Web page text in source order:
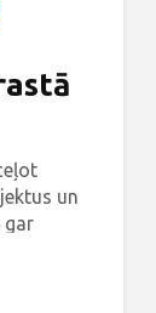
un
gar
ceļš.